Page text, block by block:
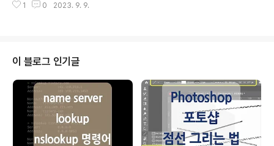
etheus', 'Grafana'를 연동한 모니터링 시스템 구축에 대
서는 Actuator에 대한 자세한 내용과 Micrometor의 역
할에 대해 간단하게 다루고, 이어지는 포스팅에서 Prome
theus와 Grafana에 대해 다뤄 볼 예정입니다. 모니터링
(Monitoring) 시스템 '모니터링'이란 시스템 상의 상태 변
화를 지속적으로 감시하는..
1 0 2023. 9. 9.
이 블로그 인기글